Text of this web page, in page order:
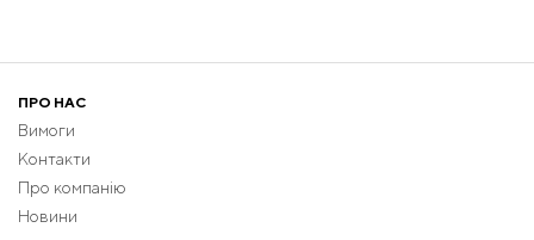
пакети майка, пакети банан, а також спеціальні пакети з
петлевою ручкою. Наше обладнання дозволяє наносити
логотипи та іншу інформацію, роблячи кожен пакет
унікальним і впізнаваним.
ПРО НАС
Вимоги
Контакти
Про компанію
Новини